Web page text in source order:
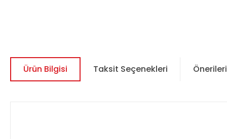
Ürün Bilgisi Taksit Seçenekleri